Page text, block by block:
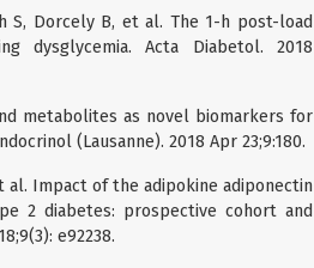
S, Dorcely B, et al. The 1-h post-load
dysglycemia. Acta Diabetol. 2018
metabolites as novel biomarkers for
(Lausanne). 2018 Apr 23;9:180.
al. Impact of the adipokine adiponectin
2 diabetes: prospective cohort and
e92238.